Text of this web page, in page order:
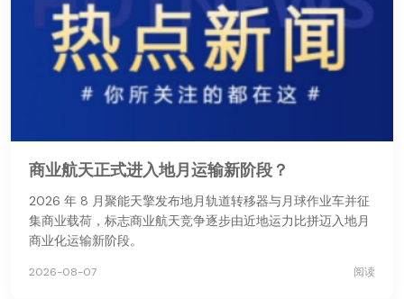
商业航天正式进入地月运输新阶段？
2026 年 8 月聚能天擎发布地月轨道转移器与月球作业车并征
集商业载荷，标志商业航天竞争逐步由近地运力比拼迈入地月
商业化运输新阶段。
2026-08-07 阅读